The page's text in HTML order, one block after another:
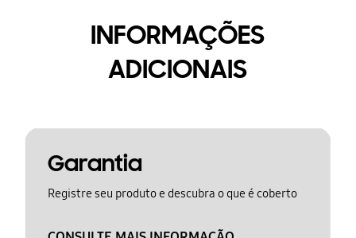
INFORMAÇÕES
ADICIONAIS
Garantia
Registre seu produto e descubra o que é coberto